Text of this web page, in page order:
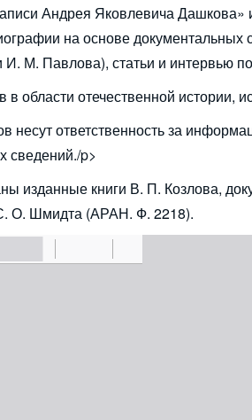
Андрея Яковлевича
на основе документальных
И. М. Павлова), статьи и интервью
области отечественной истории,
ответственность за
сведений./p>
изданные книги В. П. Козлова,
О. Шмидта (АРАН. Ф. 2218).